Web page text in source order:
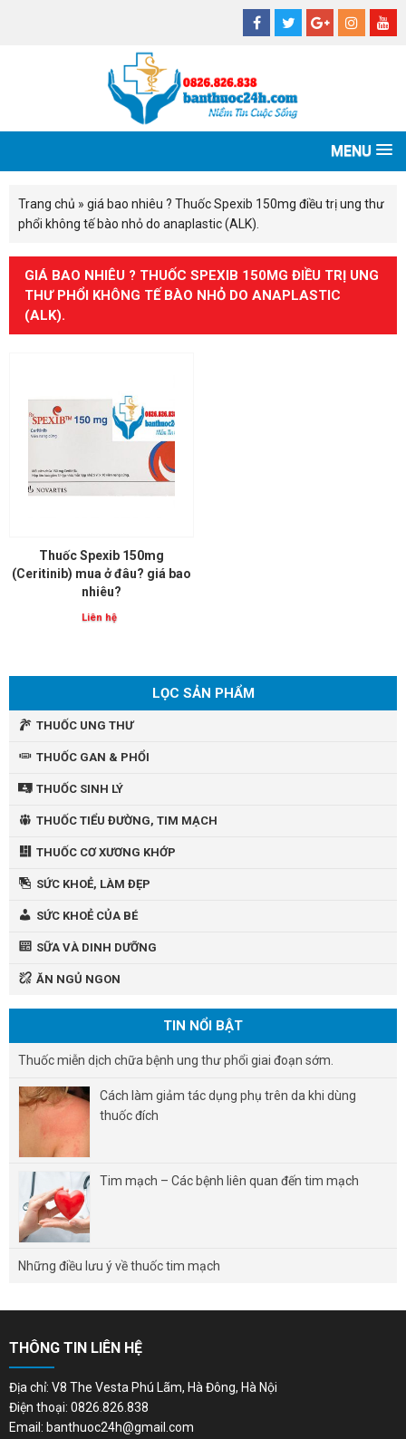
MENU
Trang chủ » giá bao nhiêu ? Thuốc Spexib 150mg điều trị ung thư
phổi không tế bào nhỏ do anaplastic (ALK).
GIÁ BAO NHIÊU ? THUỐC SPEXIB 150MG ĐIỀU TRỊ UNG
THƯ PHỔI KHÔNG TẾ BÀO NHỎ DO ANAPLASTIC
(ALK).
Thuốc Spexib 150mg
(Ceritinib) mua ở đâu? giá bao
nhiêu?
Liên hệ
LỌC SẢN PHẨM
THUỐC UNG THƯ
THUỐC GAN & PHỔI
THUỐC SINH LÝ
THUỐC TIỂU ĐƯỜNG, TIM MẠCH
THUỐC CƠ XƯƠNG KHỚP
SỨC KHOẺ, LÀM ĐẸP
SỨC KHOẺ CỦA BÉ
SỮA VÀ DINH DƯỠNG
ĂN NGỦ NGON
TIN NỔI BẬT
Thuốc miễn dịch chữa bệnh ung thư phổi giai đoạn sớm.
Cách làm giảm tác dụng phụ trên da khi dùng
thuốc đích
Tim mạch – Các bệnh liên quan đến tim mạch
Những điều lưu ý về thuốc tim mạch
THÔNG TIN LIÊN HỆ
Địa chỉ: V8 The Vesta Phú Lãm, Hà Đông, Hà Nội
Điện thoại: 0826.826.838
Email: banthuoc24h@gmail.com